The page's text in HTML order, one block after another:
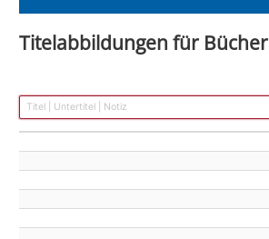
Titelabbildungen für Bücher